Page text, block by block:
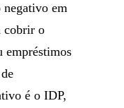
negativo em
cobrir o
empréstimos
é o IDP,